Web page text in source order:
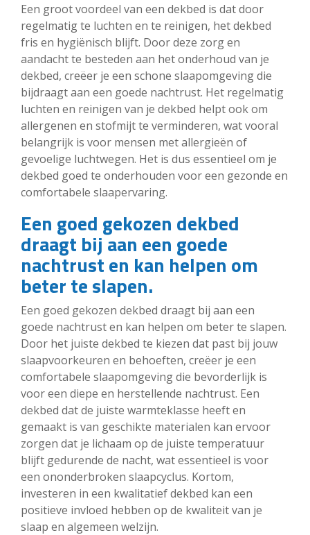
Een groot voordeel van een dekbed is dat door
regelmatig te luchten en te reinigen, het dekbed
fris en hygiënisch blijft. Door deze zorg en
aandacht te besteden aan het onderhoud van je
dekbed, creëer je een schone slaapomgeving die
bijdraagt aan een goede nachtrust. Het regelmatig
luchten en reinigen van je dekbed helpt ook om
allergenen en stofmijt te verminderen, wat vooral
belangrijk is voor mensen met allergieën of
gevoelige luchtwegen. Het is dus essentieel om je
dekbed goed te onderhouden voor een gezonde en
comfortabele slaapervaring.
Een goed gekozen dekbed
draagt bij aan een goede
nachtrust en kan helpen om
beter te slapen.
Een goed gekozen dekbed draagt bij aan een
goede nachtrust en kan helpen om beter te slapen.
Door het juiste dekbed te kiezen dat past bij jouw
slaapvoorkeuren en behoeften, creëer je een
comfortabele slaapomgeving die bevorderlijk is
voor een diepe en herstellende nachtrust. Een
dekbed dat de juiste warmteklasse heeft en
gemaakt is van geschikte materialen kan ervoor
zorgen dat je lichaam op de juiste temperatuur
blijft gedurende de nacht, wat essentieel is voor
een ononderbroken slaapcyclus. Kortom,
investeren in een kwalitatief dekbed kan een
positieve invloed hebben op de kwaliteit van je
slaap en algemeen welzijn.